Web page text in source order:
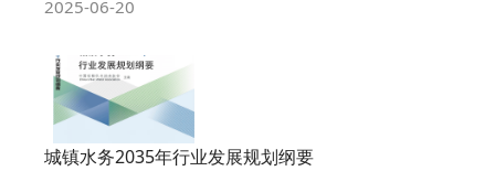
2025-06-20
城镇水务2035年行业发展规划纲要